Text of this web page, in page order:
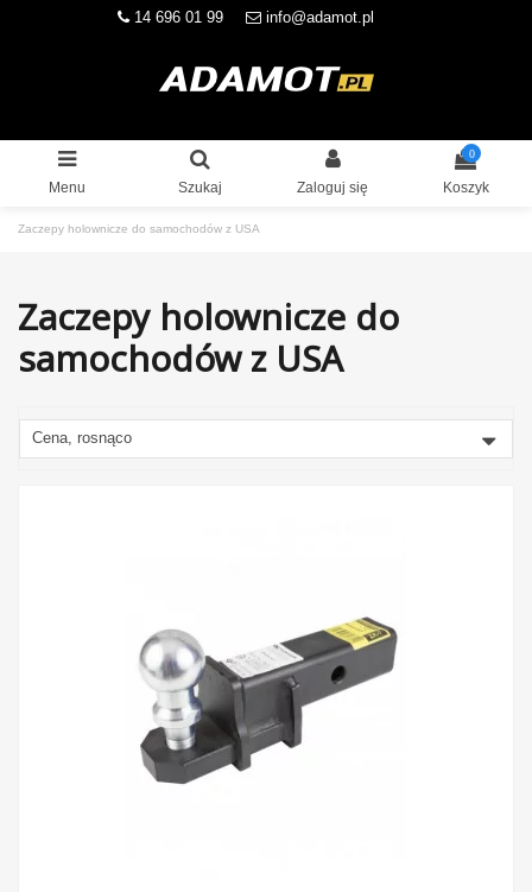
14 696 01 99 info@adamot.pl
Menu Szukaj Zaloguj się
0
Koszyk
Zaczepy holownicze do samochodów z USA
Zaczepy holownicze do
samochodów z USA
Cena, rosnąco